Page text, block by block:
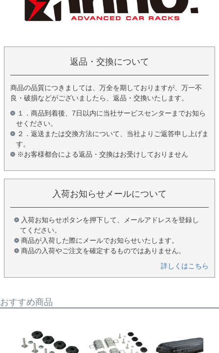
返品・交換について
商品の品質につきましては、万全を期しておりますが、万一不
良・破損などがございましたら、返品・交換いたします。
１．商品到着後、7日以内に当社サービスセンターまでお知ら
せください。
２．返送または交換方法について、当社よりご返答申し上げま
す。
※お客様都合による返品・交換はお受けしておりません
入荷お知らせメールについて
入荷お知らせボタンを押下して、メールアドレスを登録し
てください。
商品が入荷した際にメールでお知らせいたします。
商品の入荷やご注文を確定するものではありません。
詳しくはこちら
おすすめ商品